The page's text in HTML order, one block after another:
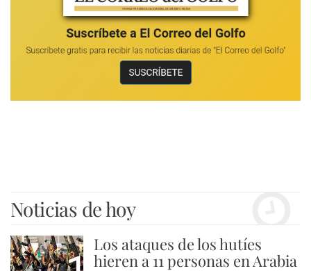
Noticias de hoy
Los ataques de los hutíes
hieren a 11 personas en Arabia